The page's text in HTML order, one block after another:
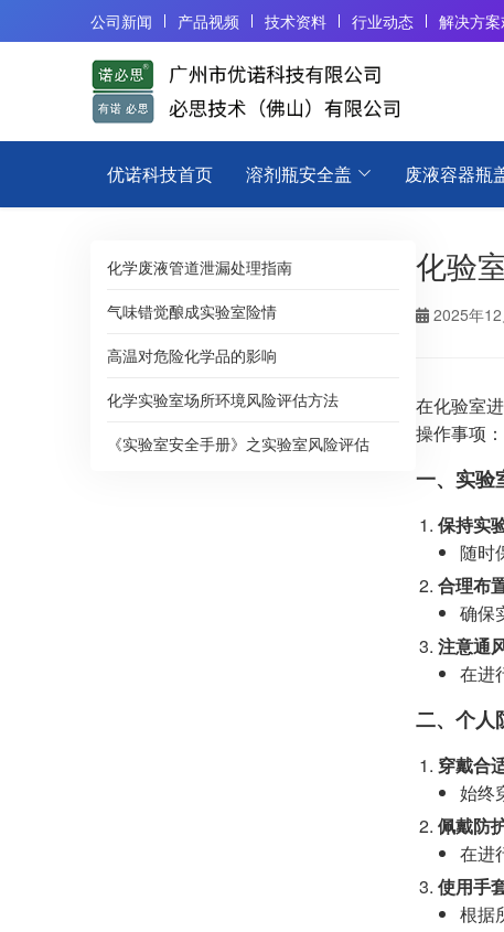
公司新闻 产品视频 技术资料 行业动态 解决方案
优诺科技首页 溶剂瓶安全盖 废液容器瓶
化学废液管道泄漏处理指南
气味错觉酿成实验室险情
高温对危险化学品的影响
化学实验室场所环境风险评估方法
《实验室安全手册》之实验室风险评估
化验
2025年
在化验室
操作事项：
一、实验
保持实
随时
合理布
确保
注意通
在进
二、个人
穿戴合
始终
佩戴防
在进
使用手
根据